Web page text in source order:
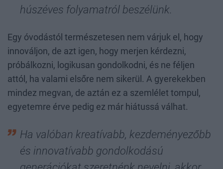
húszéves folyamatról beszélünk.
Egy óvodástól természetesen nem várjuk el, hogy
innováljon, de azt igen, hogy merjen kérdezni,
próbálkozni, logikusan gondolkodni, és ne féljen
attól, ha valami elsőre nem sikerül. A gyerekekben
mindez megvan, de aztán ez a szemlélet tompul,
egyetemre érve pedig ez már hiátussá válhat.
Ha valóban kreatívabb, kezdeményezőbb
és innovatívabb gondolkodású